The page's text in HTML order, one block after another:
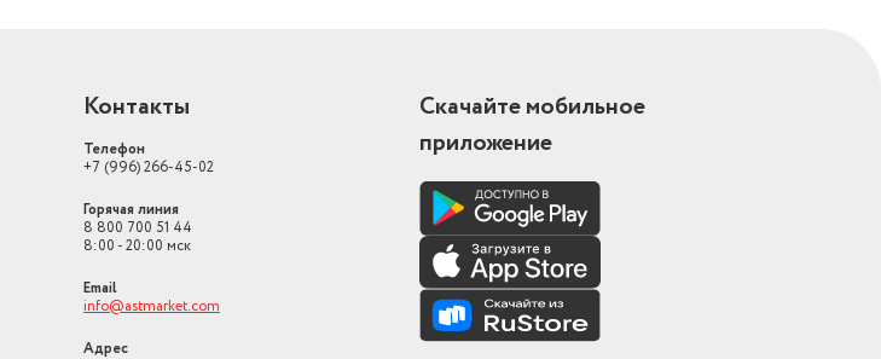
Контакты
Телефон
+7 (996) 266-45-02
Горячая линия
8 800 700 51 44
8:00 - 20:00 мск
Email
info@astmarket.com
Адрес
Скачайте мобильное
приложение